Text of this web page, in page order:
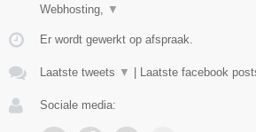
Webhosting,
▼
Er wordt gewerkt op afspraak.
Laatste tweets ▼ | Laatste facebook
Sociale media: